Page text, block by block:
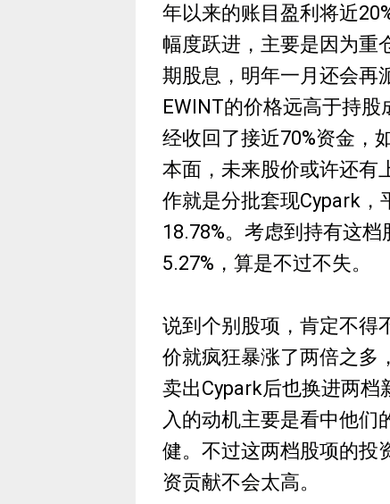
年以来的账目盈利将近
幅度跃进，主要是因为重
期股息，明年一月还会再
EWINT的价格远高于持
经收回了接近70%资金，
本面，未来股价或许还有
作就是分批套现Cypark，
18.78%。考虑到持有这
5.27%，算是不过不失。
说到个别股项，肯定不得
价就疯狂暴涨了两倍之多
卖出Cypark后也换进两档
入的动机主要是看中他们
健。不过这两档股项的投
资贡献不会太高。